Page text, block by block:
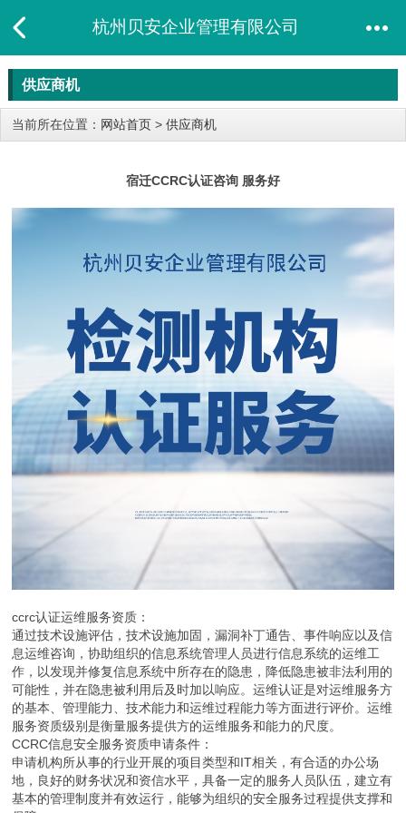
杭州贝安企业管理有限公司
供应商机
当前所在位置： 网站首页 > 供应商机
宿迁CCRC认证咨询 服务好
ccrc认证运维服务资质：
通过技术设施评估，技术设施加固，漏洞补丁通告、事件响应以及信
息运维咨询，协助组织的信息系统管理人员进行信息系统的运维工
作，以发现并修复信息系统中所存在的隐患，降低隐患被非法利用的
可能性，并在隐患被利用后及时加以响应。运维认证是对运维服务方
的基本、管理能力、技术能力和运维过程能力等方面进行评价。运维
服务资质级别是衡量服务提供方的运维服务和能力的尺度。
CCRC信息安全服务资质申请条件：
申请机构所从事的行业开展的项目类型和IT相关，有合适的办公场
地，良好的财务状况和资信水平，具备一定的服务人员队伍，建立有
基本的管理制度并有效运行，能够为组织的安全服务过程提供支撑和